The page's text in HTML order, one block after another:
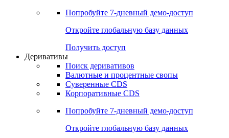
Попробуйте 7-дневный демо-доступ
Откройте глобальную базу данных
Получить доступ
Деривативы
Поиск деривативов
Валютные и процентные свопы
Суверенные CDS
Корпоративные CDS
Попробуйте 7-дневный демо-доступ
Откройте глобальную базу данных